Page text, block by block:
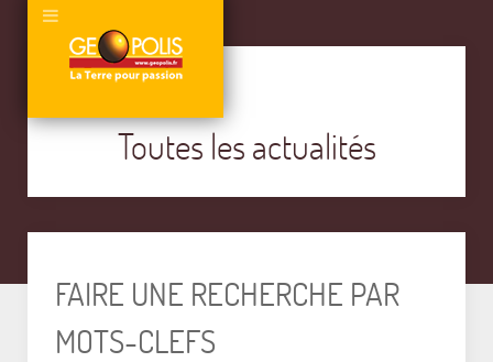
Toutes les actualités
FAIRE UNE RECHERCHE PAR
MOTS-CLEFS